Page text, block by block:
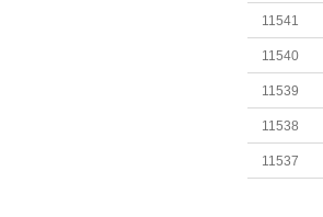
11541
11540
11539
11538
11537